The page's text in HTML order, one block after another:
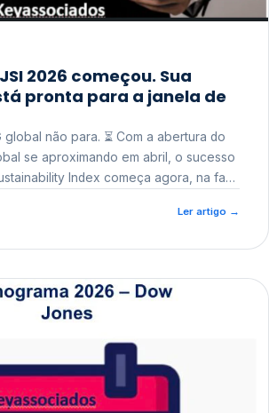
2026 começou. Sua
pronta para a janela de
para. ⏳ Com a abertura do
se aproximando em abril, o sucesso
Index começa agora, na fase
Ler artigo →